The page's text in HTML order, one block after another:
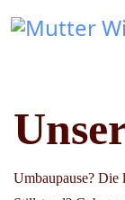
Umbaupause? Die